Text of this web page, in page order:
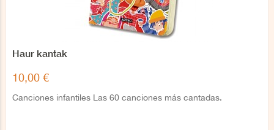
Haur kantak
10,00 €
Canciones infantiles Las 60 canciones más cantadas.